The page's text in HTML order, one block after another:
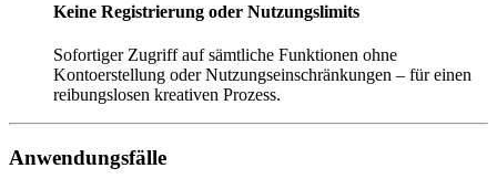
Keine Registrierung oder Nutzungslimits
Sofortiger Zugriff auf sämtliche Funktionen ohne
Kontoerstellung oder Nutzungseinschränkungen – für einen
reibungslosen kreativen Prozess.
Anwendungsfälle